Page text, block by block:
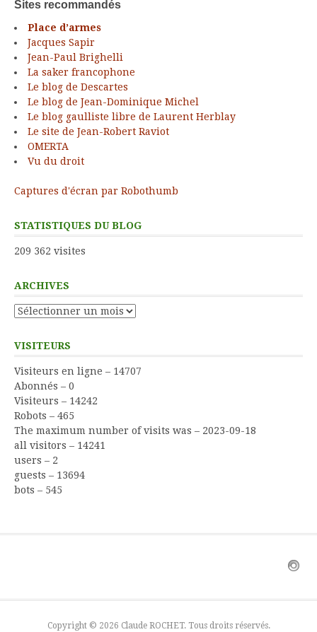
Sites recommandés
Place d’armes
Jacques Sapir
Jean-Paul Brighelli
La saker francophone
Le blog de Descartes
Le blog de Jean-Dominique Michel
Le blog gaulliste libre de Laurent Herblay
Le site de Jean-Robert Raviot
OMERTA
Vu du droit
Captures d'écran par Robothumb
STATISTIQUES DU BLOG
209 362 visites
ARCHIVES
Archives
VISITEURS
Visiteurs en ligne – 14707
Abonnés – 0
Visiteurs – 14242
Robots – 465
The maximum number of visits was – 2023-09-18
all visitors – 14241
users – 2
guests – 13694
bots – 545
Copyright © 2026 Claude ROCHET. Tous droits réservés.